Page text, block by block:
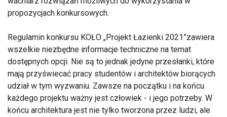
propozycjach konkursowych.
Regulamin konkursu KOŁO „Projekt Łazienki 2021”zawiera
wszelkie niezbędne informacje techniczne na temat
dostępnych opcji. Nie są to jednak jedyne przesłanki, które
mają przyświecać pracy studentów i architektów biorących
udział w tym wyzwaniu. Zawsze na początku i na końcu
każdego projektu ważny jest człowiek - i jego potrzeby. W
końcu architektura jest nie tylko tworzona przez ludzi, ale